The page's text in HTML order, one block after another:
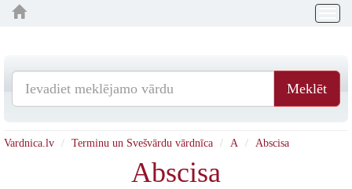
Meklēt
Vardnica.lv Terminu un Svešvārdu vārdnīca A Abscisa
Abscisa